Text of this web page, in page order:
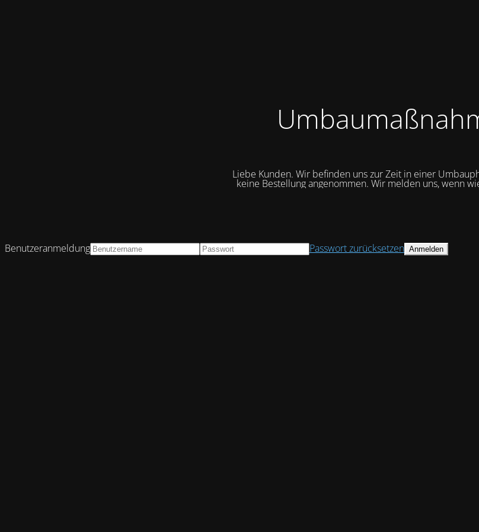
Liebe Kunden. Wir befinden uns zur Zeit in einer
keine Bestellung angenommen. Wir melden uns, wenn
Benutzeranmeldung Passwort zurücksetzen